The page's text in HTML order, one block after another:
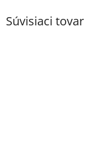
Súvisiaci tovar